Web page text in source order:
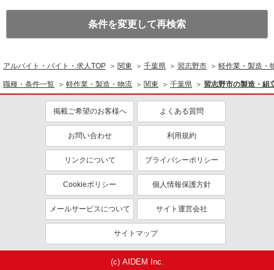
条件を変更して再検索
アルバイト・バイト・求人TOP 関東 千葉県 習志野市 軽作業・製造・
職種・条件一覧 軽作業・製造・物流 関東 千葉県 習志野市の製造・組
掲載ご希望のお客様へ よくある質問
お問い合わせ 利用規約
リンクについて プライバシーポリシー
Cookieポリシー 個人情報保護方針
メールサービスについて サイト運営会社
サイトマップ
(c) AIDEM Inc.